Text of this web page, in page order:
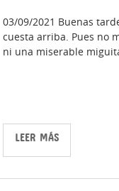
03/09/2021 Buenas
cuesta arriba. Pues no
ni una miserable
LEER MÁS